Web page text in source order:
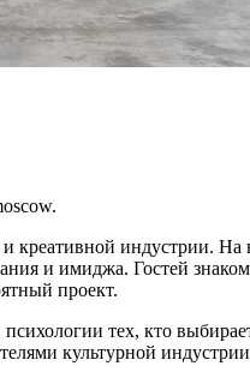
индустрии. На
и имиджа. Гостей
проект.
тех, кто
культурной